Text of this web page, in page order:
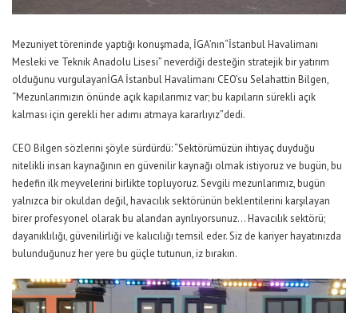
Mezuniyet töreninde yaptığı konuşmada, İGA’nın“İstanbul Havalimanı
Mesleki ve Teknik Anadolu Lisesi”neverdiği desteğin stratejik bir yatırım
olduğunu vurgulayanİGA İstanbul Havalimanı CEO’su Selahattin Bilgen,
“Mezunlarımızın önünde açık kapılarımız var; bu kapıların sürekli açık
kalması için gerekli her adımı atmaya kararlıyız”dedi.
CEO Bilgen sözlerini şöyle sürdürdü:“Sektörümüzün ihtiyaç duyduğu
nitelikli insan kaynağının en güvenilir kaynağı olmak istiyoruz ve bugün, bu
hedefin ilk meyvelerini birlikte topluyoruz.Sevgili mezunlarımız, bugün
yalnızca bir okuldan değil, havacılık sektörünün beklentilerini karşılayan
birer profesyonel olarak bu alandan ayrılıyorsunuz… Havacılık sektörü;
dayanıklılığı, güvenilirliği ve kalıcılığı temsil eder. Siz de kariyer hayatınızda
bulunduğunuz her yere bu güçle tutunun, iz bırakın.